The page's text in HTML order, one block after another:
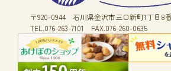
〒920-0944 石川県金沢市三口新町1丁目8
TEL.076-263-7101
FAX.076-260-0635